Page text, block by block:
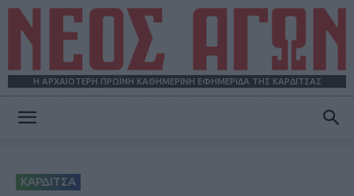
Η ΑΡΧΑΙΟΤΕΡΗ ΠΡΩΪΝΗ ΚΑΘΗΜΕΡΙΝΗ ΕΦΗΜΕΡΙΔΑ ΤΗΣ ΚΑΡΔΙΤΣΑΣ
ΚΑΡΔΙΤΣΑ